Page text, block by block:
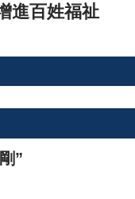
進百姓福祉
”